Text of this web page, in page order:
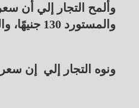
والمستورد 130 جنيهًا، والبلح البرحي 65 جنيهًا.
ونوه التجار إلي إن سعر الكاكا 50 جنيهًا، والبلح 60 جنيهًا،